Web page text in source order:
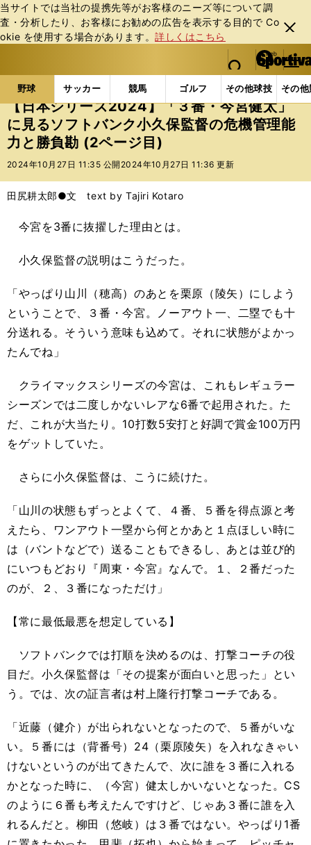
当サイトでは当社の提携先等がお客様のニーズ等について調
査・分析したり、お客様にお勧めの広告を表⽰する⽬的で Co
okie を使⽤する場合があります。詳しくはこちら
閉じ
る
web Sportiva (webスポルティーバ)
検索
マイペ
ー
ジ
メニュ
野球 サッカー 競馬 ゴルフ その他球技 その
b
ス
ポ
ル
テ
ー
バ
野球の記事一覧 プロ野球 【日本シリーズ2024】「
【日本シリーズ2024】「３番・今宮健太」
に見るソフトバンク小久保監督の危機管理能
力と勝負勘 (2ページ目)
2024年10月27日 11:35 公開 2024年10月27日 11:36 更新
田尻耕太郎●文 text by Tajiri Kotaro
今宮を3番に抜擢した理由とは。
小久保監督の説明はこうだった。
「やっぱり山川（穂高）のあとを栗原（陵矢）にしよう
ということで、３番・今宮。ノーアウト一、二塁でも十
分送れる。そういう意味も込めて。それに状態がよかっ
たんでね」
クライマックスシリーズの今宮は、これもレギュラー
シーズンでは二度しかないレアな6番で起用された。た
だ、これが大当たり。10打数5安打と好調で賞金100万円
をゲットしていた。
さらに小久保監督は、こうに続けた。
「山川の状態もずっとよくて、４番、５番を得点源と考
えたら、ワンアウト一塁から何とかあと１点ほしい時に
は（バントなどで）送ることもできるし、あとは並び的
にいつもどおり『周東・今宮』なんで。１、２番だった
のが、２、３番になっただけ」
【常に最低最悪を想定している】
ソフトバンクでは打順を決めるのは、打撃コーチの役
目だ。小久保監督は「その提案が面白いと思った」とい
う。では、次の証言者は村上隆行打撃コーチである。
「近藤（健介）が出られないとなったので、５番がいな
い。５番には（背番号）24（栗原陵矢）を入れなきゃい
けないというのが出てきたんで、次に誰を３番に入れる
かとなった時に、（今宮）健太しかいないとなった。CS
のように６番も考えたんですけど、じゃあ３番に誰を入
れるんだと。柳田（悠岐）は３番ではない。やっぱり1番